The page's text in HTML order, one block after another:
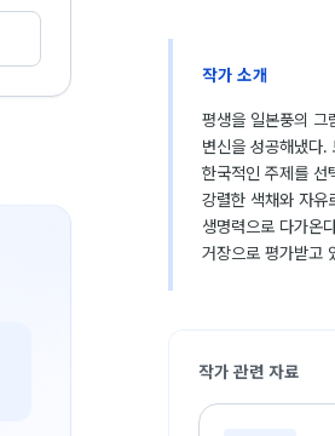
작가 소개
평생을 일본풍의 그
변신을 성공해냈다
한국적인 주제를 선
강렬한 색채와 자유
생명력으로 다가온
거장으로 평가받고
작가 관련 자료